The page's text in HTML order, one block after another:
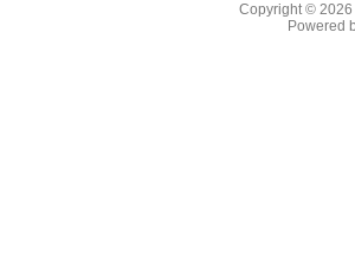
Copyright ©
Powered